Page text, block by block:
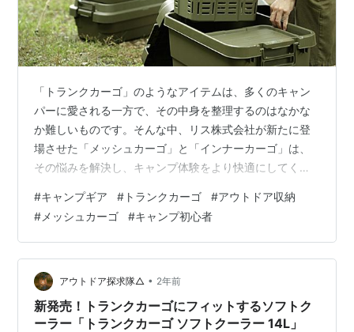
「トランクカーゴ」のようなアイテムは、多くのキャン
パーに愛される一方で、その中身を整理するのはなかな
か難しいものです。そんな中、リス株式会社が新たに登
場させた「メッシュカーゴ」と「インナーカーゴ」は、
その悩みを解決し、キャンプ体験をより快適にしてくれ
ゴ」と「インナーカーゴ」の特徴 メッシュカーゴ 16 イ
ンナーカーゴ S-2/R-9 メッシュカーゴ/インナーカーゴ
フタ 使いやすさと収納効率の向上 開発背景とユーザーの
声 キャンプ収納の新定番を手に入れよう 【リス公式オン
ラインショップ】 【楽天市場/リス公式オンラインショッ
プ】 「メッシュカ…
#キャンプギア # トランクカーゴ #アウトドア収納
# メッシュカーゴ #キャンプ初心者
アウトドア探求隊△ • 2年前
新発売！トランクカーゴにフィットするソフトク
ーラー「トランクカーゴ ソフトクーラー 14L」